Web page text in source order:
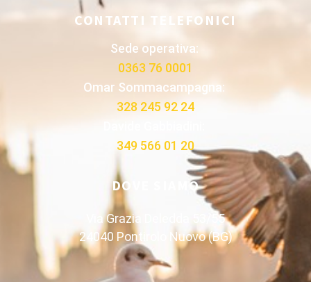
CONTATTI TELEFONICI
Sede operativa:
0363 76 0001
Omar Sommacampagna:
328 245 92 24
349 566 01 20
DOVE SIAMO
Via Grazia Deledda 53/55
24040 Pontirolo Nuovo (BG)